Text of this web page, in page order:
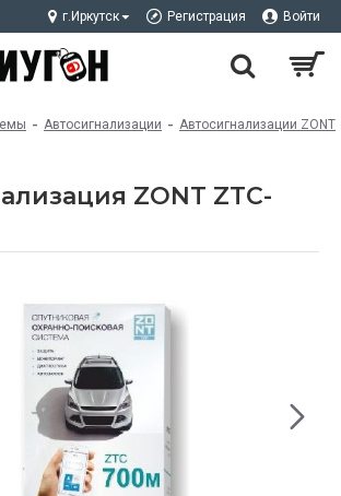
г.Иркутск Регистрация Войти
Автосигнализации Автосигнализации ZONT
ZONT ZTC-